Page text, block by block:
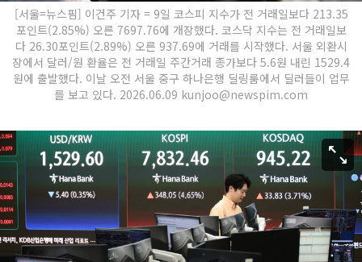
[서울=뉴스핌] 이건주 기자 = 9일 코스피 지수가 전 거래일보다 213.35
포인트(2.85%) 오른 7697.76에 개장했다. 코스닥 지수는 전 거래일보
다 26.30포인트(2.89%) 오른 937.69에 거래를 시작했다. 서울 외환시
장에서 달러/원 환율은 전 거래일 주간거래 종가보다 5.6원 내린 1529.4
원에 출발했다. 이날 오전 서울 중구 하나은행 딜링룸에서 딜러들이 업무
를 보고 있다. 2026.06.09 kunjoo@newspim.com